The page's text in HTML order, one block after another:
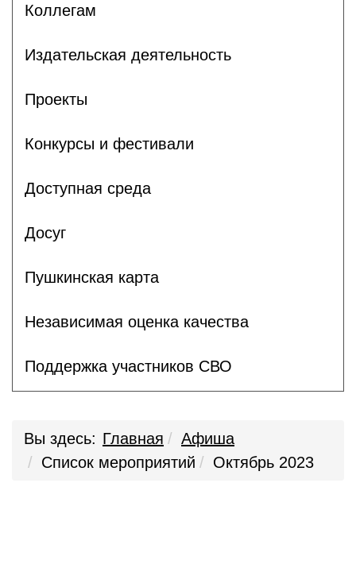
Коллегам
Издательская деятельность
Проекты
Конкурсы и фестивали
Доступная среда
Досуг
Пушкинская карта
Независимая оценка качества
Поддержка участников СВО
Вы здесь: Главная
Афиша
Список мероприятий
Октябрь 2023